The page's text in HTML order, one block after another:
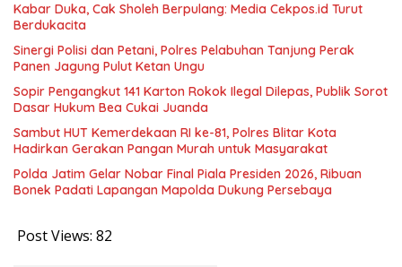
Kabar Duka, Cak Sholeh Berpulang: Media Cekpos.id Turut
Berdukacita
Sinergi Polisi dan Petani, Polres Pelabuhan Tanjung Perak
Panen Jagung Pulut Ketan Ungu
Sopir Pengangkut 141 Karton Rokok Ilegal Dilepas, Publik Sorot
Dasar Hukum Bea Cukai Juanda
Sambut HUT Kemerdekaan RI ke-81, Polres Blitar Kota
Hadirkan Gerakan Pangan Murah untuk Masyarakat
Polda Jatim Gelar Nobar Final Piala Presiden 2026, Ribuan
Bonek Padati Lapangan Mapolda Dukung Persebaya
Post Views: 82